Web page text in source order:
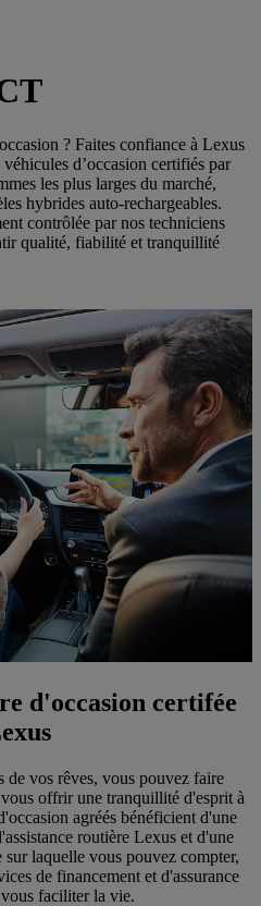
? Faites confiance à Lexus
d’occasion certifiés par
les plus larges du marché,
hybrides auto-rechargeables.
contrôlée par nos techniciens
qualité, fiabilité et tranquillité
d'occasion certifée
de vos rêves, vous pouvez faire
offrir une tranquillité d'esprit à
agréés bénéficient d'une
routière Lexus et d'une
laquelle vous pouvez compter,
de financement et d'assurance
faciliter la vie.